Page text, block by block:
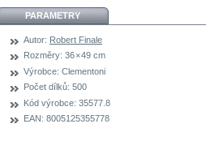
PARAMETRY
Autor: Robert Finale
Rozměry: 36 × 49 cm
Výrobce: Clementoni
Počet dílků: 500
Kód výrobce: 35577.8
EAN: 8005125355778